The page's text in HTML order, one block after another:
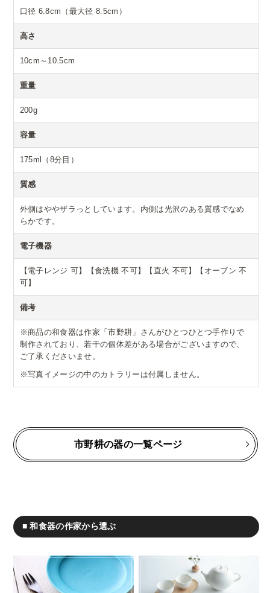
口径 6.8cm（最大径 8.5cm）
高さ
10cm～10.5cm
重量
200g
容量
175ml（8分目）
質感
外側はややザラっとしています。内側は光沢のある質感でなめ
らかです。
電子機器
【電子レンジ 可】【食洗機 不可】【直火 不可】【オーブン 不
可】
備考
※商品の和食器は作家「市野耕」さんがひとつひとつ手作りで
制作されており、若干の個体差がある場合がございますので、
ご了承くださいませ。
※写真イメージの中のカトラリーは付属しません。
市野耕の器の一覧ページ
■ 和食器の作家から選ぶ